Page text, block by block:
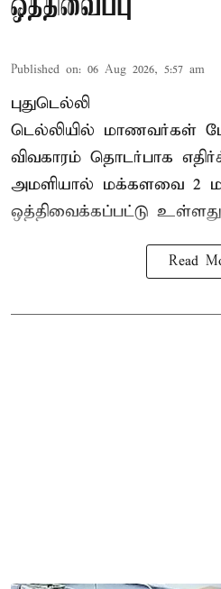
ஒத்திவைப்பு
Published on: 06 Aug 2026, 5:57 am
புதுடெல்லி
டெல்லியில் மாணவர்கள்
விவகாரம் தொடர்பாக
அமளியால் மக்களவை 2
ஒத்திவைக்கப்பட்டு
Read